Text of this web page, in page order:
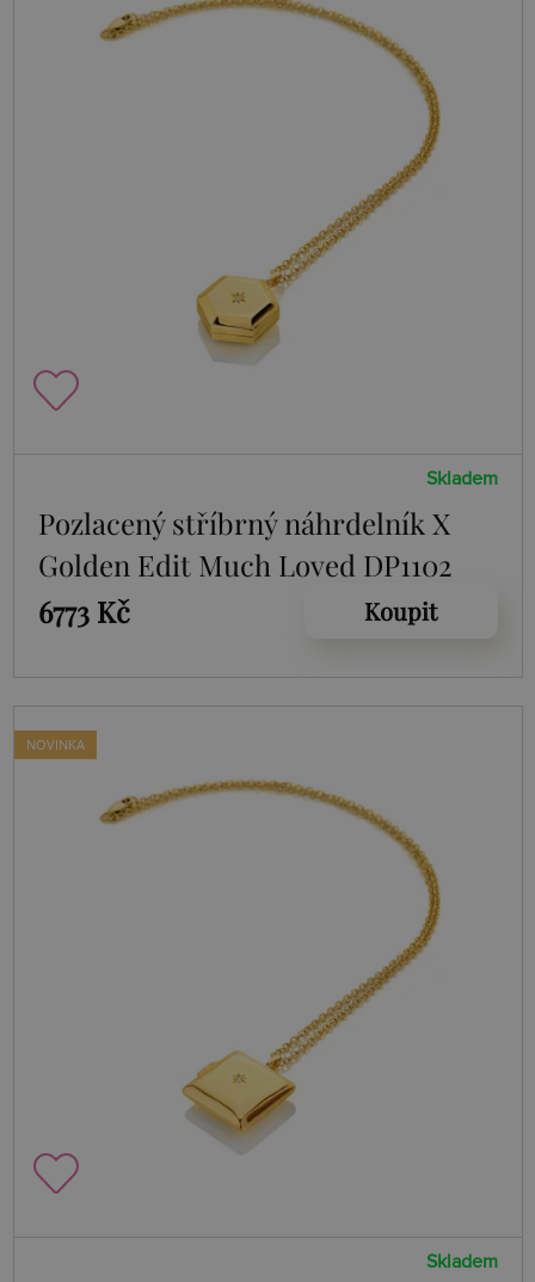
Skladem
Pozlacený stříbrný náhrdelník X
Golden Edit Much Loved DP1102
6773 Kč
Koupit
NOVINKA
Skladem